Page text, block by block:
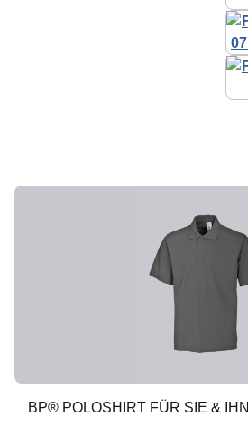
BP® POLOSHIRT FÜR SIE & IHN